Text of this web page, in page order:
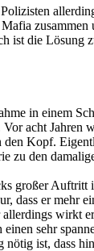
ist die Lösung
in einem
acht Jahren
den Kopf.
zu den
großer Auftritt
dass er mehr
wirkt
sehr
ist, dass